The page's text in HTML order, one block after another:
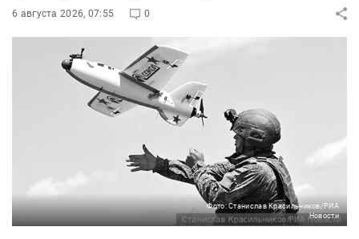
6 августа 2026, 07:55 0
Фото: Станислав Красильников/РИА
Новости